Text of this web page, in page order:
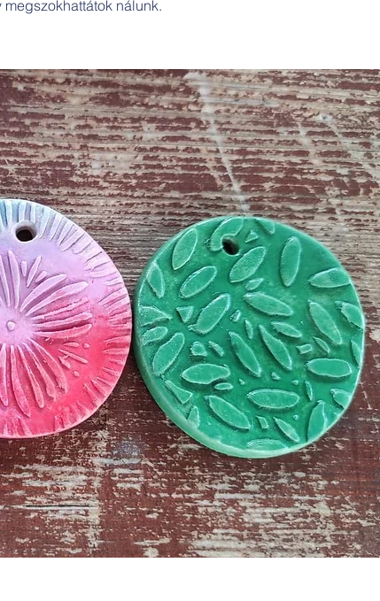
nálunk.